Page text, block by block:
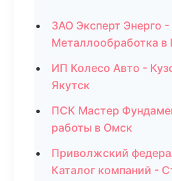
ЗАО Эксперт Энерго -
Металлообработка
ИП Колесо Авто -
Якутск
ПСК Мастер
работы в Омск
Приволжский
Каталог компаний -